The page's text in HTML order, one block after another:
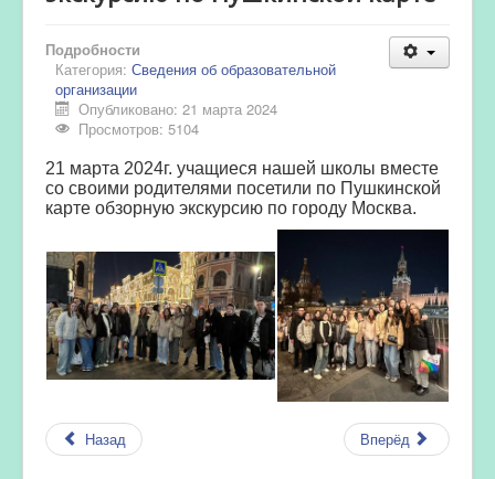
Подробности
Категория: Сведения об образовательной
организации
Опубликовано: 21 марта 2024
Просмотров: 5104
21 марта 2024г. учащиеся нашей школы вместе
со своими родителями посетили по Пушкинской
карте обзорную экскурсию по городу Москва.
Назад Вперёд